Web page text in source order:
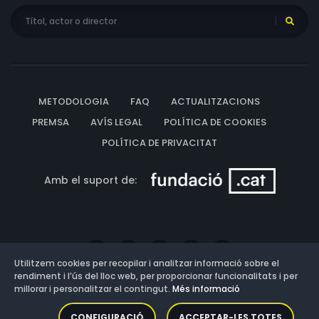
METODOLOGIA FAQ
ACTUALITZACIONS
PREMSA
AVÍS LEGAL
POLÍTICA DE COOKIES
POLÍTICA DE PRIVACITAT
Amb el suport de:
Versió: 3.13.0.202607011342
Utilitzem cookies per recopilar i analitzar informació sobre el
rendiment i l’ús del lloc web, per proporcionar funcionalitats i per
millorar i personalitzar el contingut. Més informació